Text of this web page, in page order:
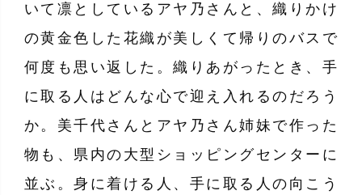
いて凛としているアヤ乃さんと、織りかけ
の黄金色した花織が美しくて帰りのバスで
何度も思い返した。織りあがったとき、手
に取る人はどんな心で迎え入れるのだろう
か。美千代さんとアヤ乃さん姉妹で作った
物も、県内の大型ショッピングセンターに
並ぶ。身に着ける人、手に取る人の向こう